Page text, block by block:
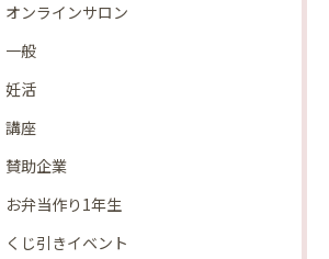
オンラインサロン
一般
妊活
講座
賛助企業
お弁当作り1年生
くじ引きイベント